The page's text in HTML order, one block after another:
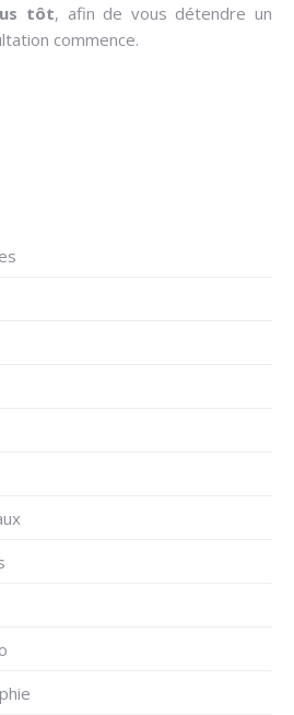
tôt, afin de vous détendre un
commence.